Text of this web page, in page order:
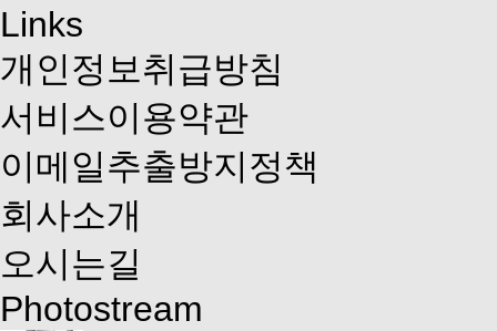
Links
개인정보취급방침
서비스이용약관
이메일추출방지정책
회사소개
오시는길
Photostream